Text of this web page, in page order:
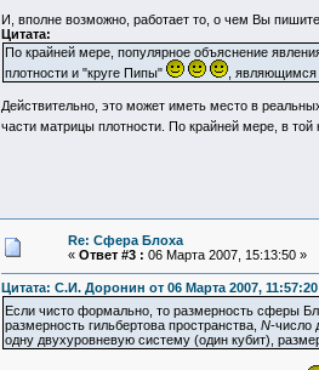
И, вполне возможно, работает то, о чем Вы
Цитата:
По крайней мере, популярное объяснение
плотности и "круге Пипы"
, являющимся
Действительно, это может иметь место в
части матрицы плотности. По крайней мере, в
Re: Сфера Блоха
« Ответ #3 : 06 Марта 2007, 15:13:50 »
Цитата: С.И. Доронин от 06 Марта 2007, 11:57:20
Если чисто формально, то размерность сферы
размерность гильбертова пространства, N-число
одну двухуровневую систему (один кубит),